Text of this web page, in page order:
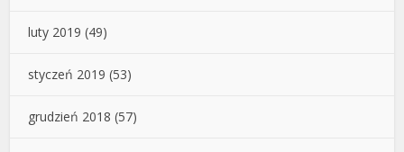
luty 2019 (49)
styczeń 2019 (53)
grudzień 2018 (57)